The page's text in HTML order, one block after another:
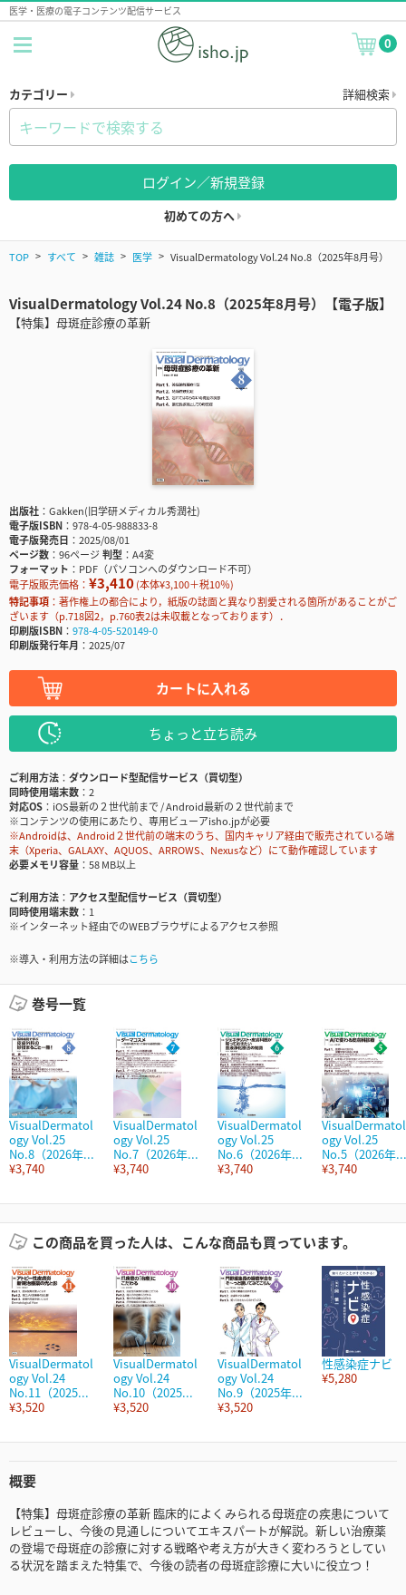
医学・医療の電子コンテンツ配信サービス
0
カテゴリー 詳細検索
ログイン／新規登録
初めての方へ
TOP すべて 雑誌 医学 VisualDermatology Vol.24 No.8（2025年8月号）
VisualDermatology Vol.24 No.8（2025年8月号）【電子版】
【特集】母斑症診療の革新
出版社
Gakken(旧学研メディカル秀潤社)
電子版ISBN
978-4-05-988833-8
電子版発売日
2025/08/01
ページ数
96ページ判型
A4変
フォーマット
PDF（パソコンへのダウンロード不可）
電子版販売価格： ¥3,410(本体¥3,100＋税10％)
特記事項
著作権上の都合により，紙版の誌面と異なり割愛される箇所があることがご
ざいます（p.718図2，p.760表2は未収載となっております）．
印刷版ISBN
978-4-05-520149-0
印刷版発行年月
2025/07
カートに入れる
ちょっと立ち読み
ご利用方法
ダウンロード型配信サービス（買切型）
同時使用端末数
2
対応OS
iOS最新の２世代前まで / Android最新の２世代前まで
※コンテンツの使用にあたり、専用ビューアisho.jpが必要
※Androidは、Android２世代前の端末のうち、国内キャリア経由で販売されている端
末（Xperia、GALAXY、AQUOS、ARROWS、Nexusなど）にて動作確認しています
必要メモリ容量
58 MB以上
ご利用方法
アクセス型配信サービス（買切型）
同時使用端末数
1
※インターネット経由でのWEBブラウザによるアクセス参照
※導入・利用方法の詳細はこちら
巻号一覧
VisualDermatol
ogy Vol.25
No.8（2026年...
¥3,740
VisualDermatol
ogy Vol.25
No.7（2026年...
¥3,740
VisualDermatol
ogy Vol.25
No.6（2026年...
¥3,740
VisualDermatol
ogy Vol.25
No.5（2026年...
¥3,740
この商品を買った人は、こんな商品も買っています。
VisualDermatol
ogy Vol.24
No.11（2025...
¥3,520
VisualDermatol
ogy Vol.24
No.10（2025...
¥3,520
VisualDermatol
ogy Vol.24
No.9（2025年...
¥3,520
性感染症ナビ
¥5,280
概要
【特集】母斑症診療の革新 臨床的によくみられる母斑症の疾患について
レビューし、今後の見通しについてエキスパートが解説。新しい治療薬
の登場で母斑症の診療に対する戦略や考え方が大きく変わろうとしてい
る状況を踏まえた特集で、今後の読者の母斑症診療に大いに役立つ！